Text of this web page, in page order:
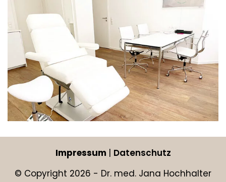
Impressum | Datenschutz
© Copyright 2026 - Dr. med. Jana Hochhalter